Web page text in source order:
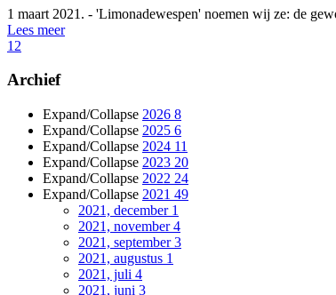
1 maart 2021. - 'Limonadewespen' noemen wij ze: de
Lees meer
1 2
Archief
Expand/Collapse 2026 8
Expand/Collapse 2025 6
Expand/Collapse 2024 11
Expand/Collapse 2023 20
Expand/Collapse 2022 24
Expand/Collapse 2021 49
2021, december 1
2021, november4
2021, september3
2021, augustus 1
2021, juli 4
2021, juni 3